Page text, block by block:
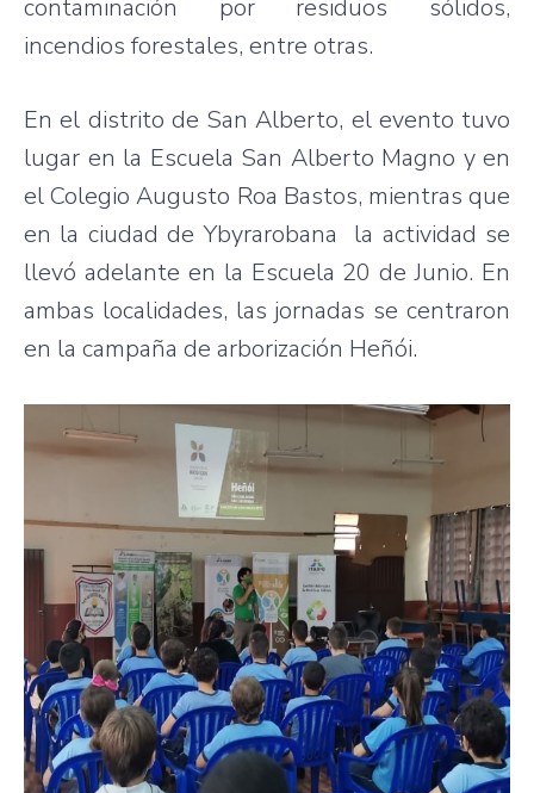
contaminación por residuos sólidos,
incendios forestales, entre otras.
En el distrito de San Alberto, el evento tuvo
lugar en la Escuela San Alberto Magno y en
el Colegio Augusto Roa Bastos, mientras que
en la ciudad de Ybyrarobana la actividad se
llevó adelante en la Escuela 20 de Junio. En
ambas localidades, las jornadas se centraron
en la campaña de arborización Heñói.